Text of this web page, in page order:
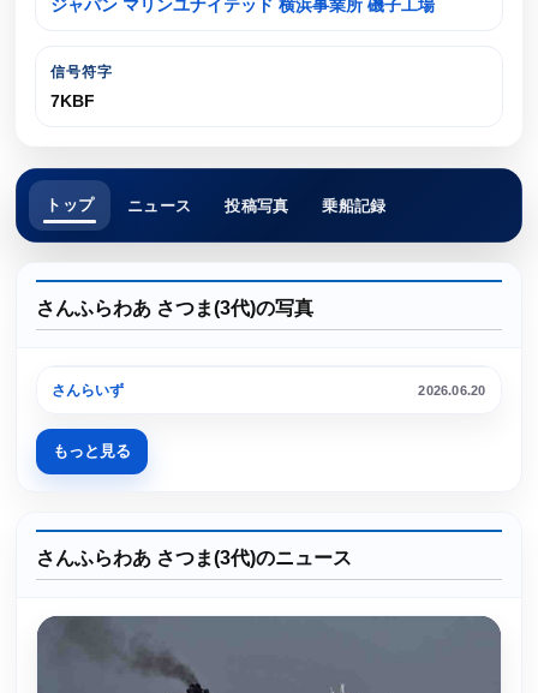
ジャパン マリンユナイテッド 横浜事業所 磯子工場
信号符字
7KBF
トップ ニュース 投稿写真 乗船記録
さんふらわあ さつま(3代)の写真
さんらいず 2026.06.20
もっと見る
さんふらわあ さつま(3代)のニュース